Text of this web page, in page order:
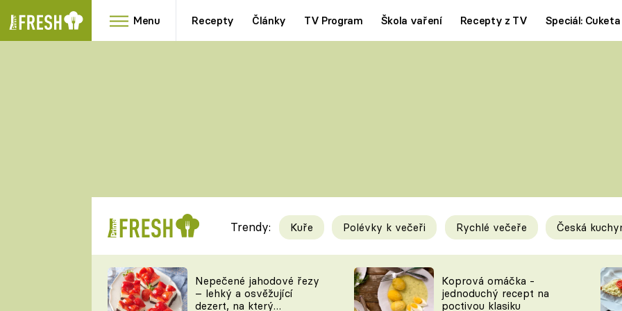
Menu Recepty Články TV Program Škola vaření Recepty z TV Speciál: Cuketa
RYCHLOVKY
Videorecepty
TEĎ VAŘÍ ŠÉF!
Tipy a triky
KAM ZA JÍDLEM
Trendy: Kuře Polévky k večeři Rychlé večeře Česká
Nepečené jahodové řezy
– lehký a osvěžující
dezert, na který
Koprová omáčka -
jednoduchý recept na
poctivou klasiku